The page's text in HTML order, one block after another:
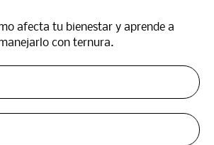
afecta tu bienestar y aprende a
con ternura.